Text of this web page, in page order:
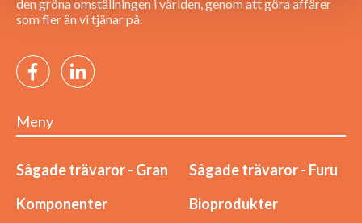
den gröna omställningen i världen, genom att göra affärer
som fler än vi tjänar på.
Meny
Sågade trävaror - Gran
Sågade trävaror - Furu
Komponenter
Bioprodukter